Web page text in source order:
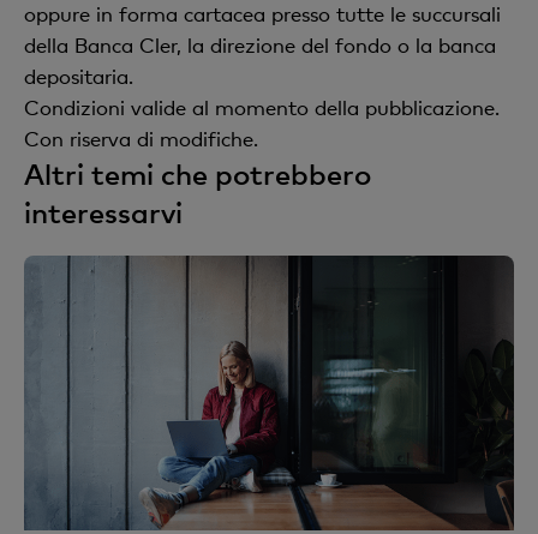
oppure in forma cartacea presso tutte le succursali
della Banca Cler, la direzione del fondo o la banca
depositaria.
Condizioni valide al momento della pubblicazione.
Con riserva di modifiche.
Altri temi che potrebbero
interessarvi